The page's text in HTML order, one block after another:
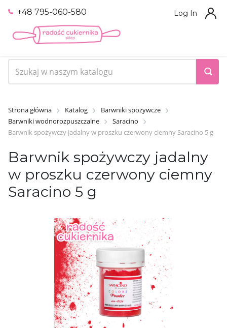
+48 795-060-580 Log In
Strona główna Katalog
Barwniki spożywcze
Barwniki wodnorozpuszczalne
Saracino
Barwnik spożywczy jadalny w proszku czerwony ciemny Saracino 5 g
Barwnik spożywczy jadalny
w proszku czerwony ciemny
Saracino 5 g